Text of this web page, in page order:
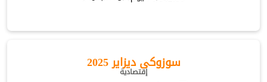
سوزوكى ديزاير 2025
إقتصادية